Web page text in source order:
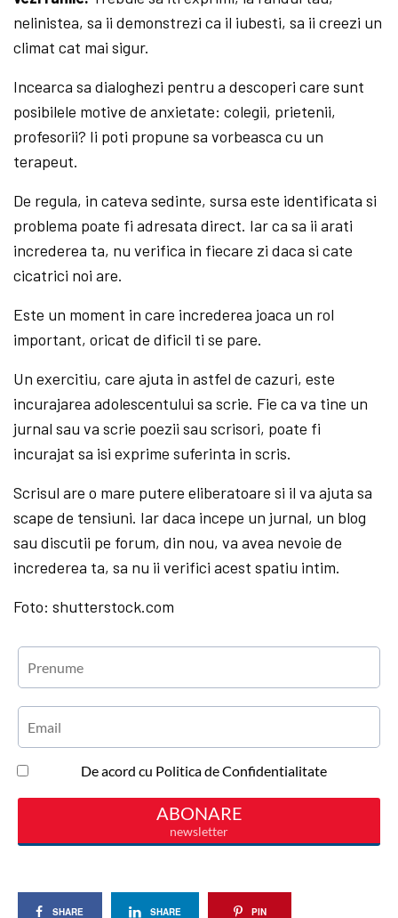
nelinistea, sa ii demonstrezi ca il iubesti, sa ii creezi un
climat cat mai sigur.
Incearca sa dialoghezi pentru a descoperi care sunt
posibilele motive de anxietate: colegii, prietenii,
profesorii? Ii poti propune sa vorbeasca cu un
terapeut.
De regula, in cateva sedinte, sursa este identificata si
problema poate fi adresata direct. Iar ca sa ii arati
increderea ta, nu verifica in fiecare zi daca si cate
cicatrici noi are.
Este un moment in care increderea joaca un rol
important, oricat de dificil ti se pare.
Un exercitiu, care ajuta in astfel de cazuri, este
incurajarea adolescentului sa scrie. Fie ca va tine un
jurnal sau va scrie poezii sau scrisori, poate fi
incurajat sa isi exprime suferinta in scris.
Scrisul are o mare putere eliberatoare si il va ajuta sa
scape de tensiuni. Iar daca incepe un jurnal, un blog
sau discutii pe forum, din nou, va avea nevoie de
increderea ta, sa nu ii verifici acest spatiu intim.
Foto: shutterstock.com
SHARE SHARE PIN